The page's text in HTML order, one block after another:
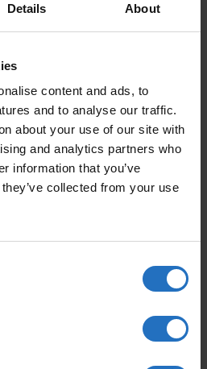
Details About
content and ads, to
and to analyse our traffic.
about your use of our site with
and analytics partners who
information that you’ve
collected from your use